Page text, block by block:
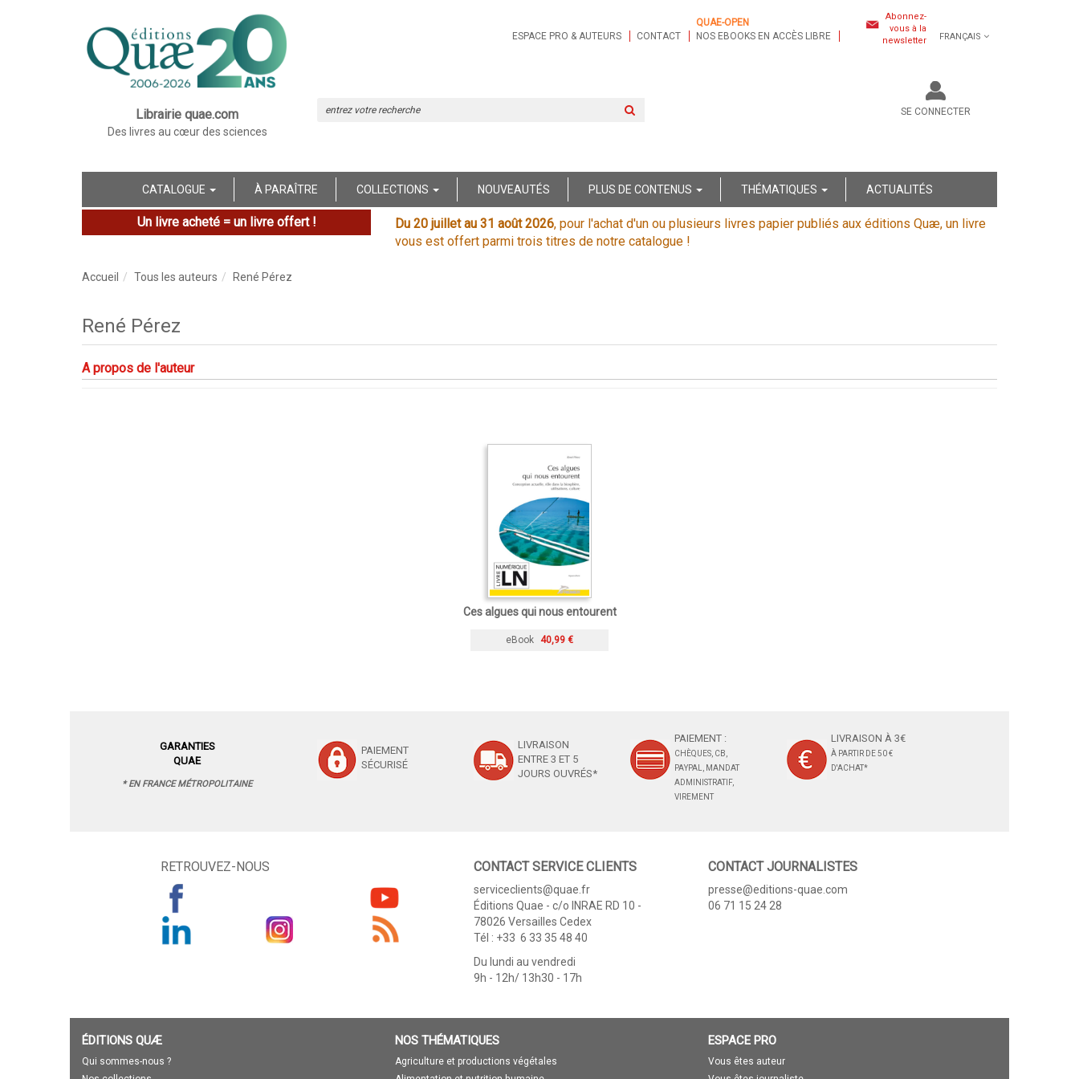
Librairie quae.com
Des livres au cœur des sciences
ESPACE PRO & AUTEURS CONTACT
QUAE-OPEN
NOS EBOOKS EN ACCÈS LIBRE
Abonnez-
vous à la
newsletter
FRANÇAIS
SE CONNECTER
CATALOGUE À PARAÎTRE COLLECTIONS NOUVEAUTÉS PLUS DE CONTENUS THÉMATIQUES ACTUALITÉS
Un livre acheté = un livre offert ! Du 20 juillet au 31 août 2026, pour l'achat d'un ou plusieurs livres papier publiés aux éditions Quæ, un livre
vous est offert parmi trois titres de notre catalogue !
Accueil Tous les auteurs René Pérez
René Pérez
A propos de l'auteur
Ces algues qui nous entourent
eBook 40,99 €
GARANTIES
QUAE
* EN FRANCE MÉTROPOLITAINE
PAIEMENT
SÉCURISÉ
LIVRAISON
ENTRE 3 ET 5
JOURS OUVRÉS*
PAIEMENT :
CHÈQUES, CB,
PAYPAL, MANDAT
ADMINISTRATIF,
VIREMENT
LIVRAISON À 3€
À PARTIR DE 50 €
D'ACHAT*
RETROUVEZ-NOUS CONTACT SERVICE CLIENTS
serviceclients@quae.fr
Éditions Quae - c/o INRAE RD 10 -
78026 Versailles Cedex
Tél : +33 6 33 35 48 40
Du lundi au vendredi
9h - 12h/ 13h30 - 17h
CONTACT JOURNALISTES
presse@editions-quae.com
06 71 15 24 28
ÉDITIONS QUÆ
Qui sommes-nous ?
NOS THÉMATIQUES
Agriculture et productions végétales
ESPACE PRO
Vous êtes auteur